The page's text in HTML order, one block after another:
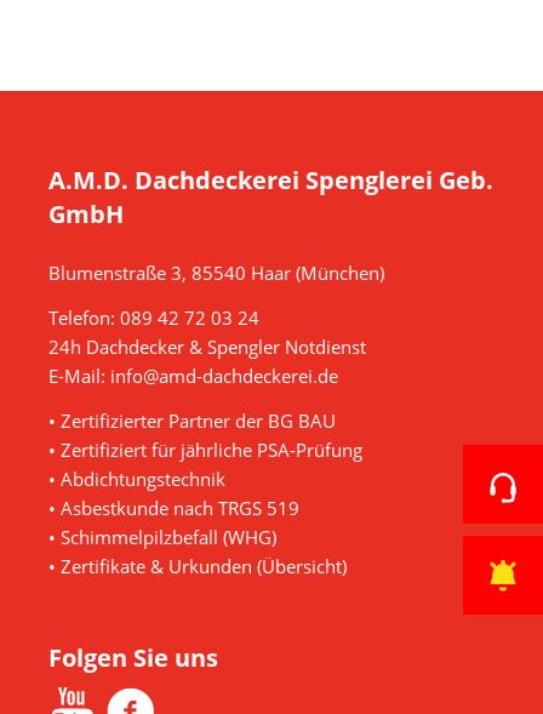
A.M.D. Dachdeckerei Spenglerei Geb.
GmbH
Blumenstraße 3, 85540 Haar (München)
Telefon: 089 42 72 03 24
24h Dachdecker & Spengler Notdienst
E-Mail: info@amd-dachdeckerei.de
• Zertifizierter Partner der BG BAU
• Zertifiziert für jährliche PSA-Prüfung
• Abdichtungstechnik
• Asbestkunde nach TRGS 519
• Schimmelpilzbefall (WHG)
• Zertifikate & Urkunden (Übersicht)
Folgen Sie uns